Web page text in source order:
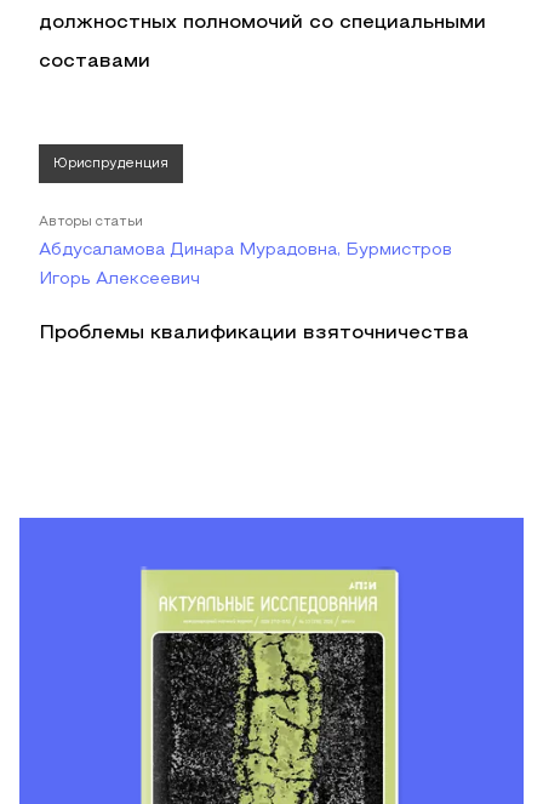
должностных полномочий со специальными
составами
Юриспруденция
Авторы статьи
Абдусаламова Динара Мурадовна, Бурмистров
Игорь Алексеевич
Проблемы квалификации взяточничества